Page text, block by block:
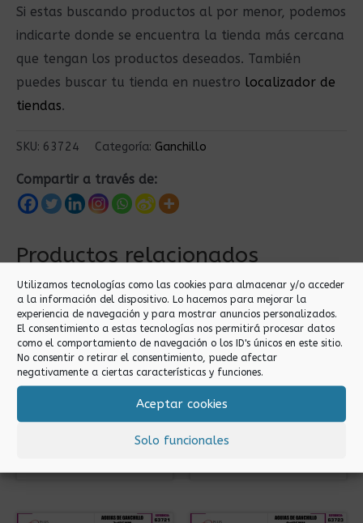
Utilizamos tecnologías como las cookies para almacenar y/o acceder
a la información del dispositivo. Lo hacemos para mejorar la
experiencia de navegación y para mostrar anuncios personalizados.
El consentimiento a estas tecnologías nos permitirá procesar datos
como el comportamiento de navegación o los ID's únicos en este sitio.
No consentir o retirar el consentimiento, puede afectar
negativamente a ciertas características y funciones.
Aceptar cookies
Solo funcionales
Si estas buscando productos al por menor, podemos
indicarte donde se encuentra la tienda más cercana
que tengan los productos deseados. También
puedes buscar tu tienda en nuestro localizador de
tiendas.
SKU: 63724 Categoría: Ganchillo
Compartir a través de:
Productos relacionados
Ganchillo Ganchillo
16.0 AGUJA DE